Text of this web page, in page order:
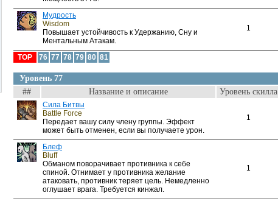
Мудрость
Wisdom
Повышает устойчивость к Удержанию, Сну и
Ментальным Атакам.
1
TOP 76 77 78 79 80 81
Уровень 77
##
Название и описание Уровень скилла
Сила Битвы
Battle Force
Передает вашу силу члену группы. Эффект
может быть отменен, если вы получаете урон.
1
Блеф
Bluff
Обманом поворачивает противника к себе
спиной. Отнимает у противника желание
атаковать, противник теряет цель. Немедленно
оглушает врага. Требуется кинжал.
1